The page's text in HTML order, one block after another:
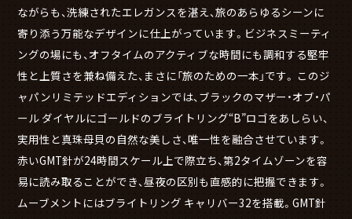
ながらも、洗練されたエレガンスを湛え、旅のあらゆるシーンに
寄り添う万能なデザインに仕上がっています。ビジネスミーティ
ングの場にも、オフタイムのアクティブな時間にも調和する堅牢
性と上質さを兼ね備えた、まさに「旅のための一本」です。 このジ
ャパンリミテッドエディションでは、ブラックのマザー・オブ・パ
ール ダイヤルにゴールドのブライトリング“B”ロゴをあしらい、
実用性と真珠母貝の自然な美しさ、唯一性を融合させています。
赤いGMT針が24時間スケール上で際立ち、第2タイムゾーンを容
易に読み取ることができ、昼夜の区別も直感的に把握できます。
ムーブメントにはブライトリング キャリバー32を搭載。GMT針